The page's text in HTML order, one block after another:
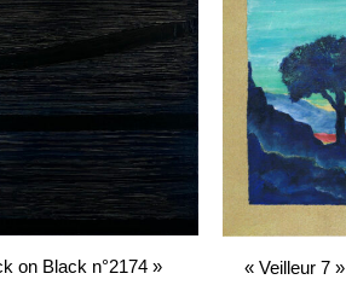
on Black n°2174 » « Veilleur 7 »